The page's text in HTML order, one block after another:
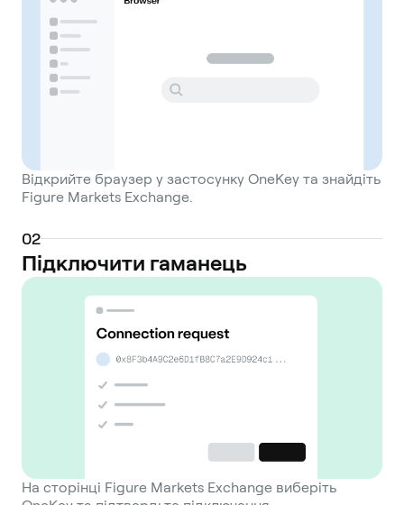
Відкрийте браузер у застосунку OneKey та знайдіть
Figure Markets Exchange.
02
Підключити гаманець
На сторінці Figure Markets Exchange виберіть